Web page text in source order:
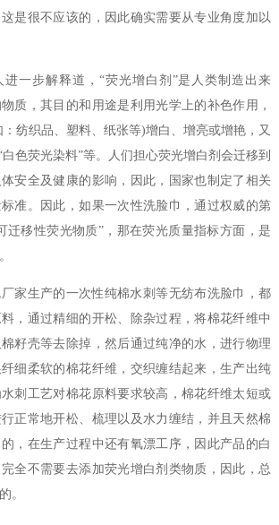
是很不应该的，因此确实需要从专业角度加以
一步解释道，“荧光增白剂”是人类制造出来
质，其目的和用途是利用光学上的补色作用，
纺织品、塑料、纸张等)增白、增亮或增艳，又
色荧光染料”等。人们担心荧光增白剂会迁移到
安全及健康的影响，因此，国家也制定了相关
准。因此，如果一次性洗脸巾，通过权威的第
迁移性荧光物质”，那在荧光质量指标方面，是
生产的一次性纯棉水刺等无纺布洗脸巾，都
，通过精细的开松、除杂过程，将棉花纤维中
籽壳等去除掉，然后通过纯净的水，进行物理
细柔软的棉花纤维，交织缠结起来，生产出纯
刺工艺对棉花原料要求较高，棉花纤维太短或
正常地开松、梳理以及水力缠结，并且天然棉
，在生产过程中还有氧漂工序，因此产品的白
全不需要去添加荧光增白剂类物质，因此，总
。